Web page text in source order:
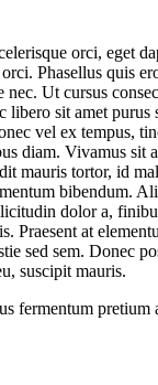
orci, eget
Phasellus quis
Ut cursus
sit amet purus
vel ex tempus,
diam. Vivamus sit
mauris tortor, id
bibendum.
dolor a,
at
sed sem. Donec
suscipit mauris.
fermentum pretium